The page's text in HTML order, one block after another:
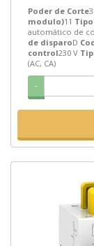
Poder de Corte
modulo)11
automático de
de disparoD
control230 V
(AC, CA)
-